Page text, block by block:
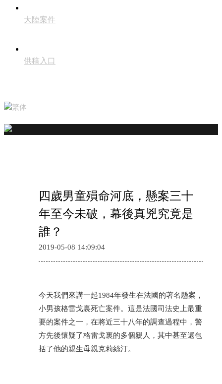
大陸案件
供稿入口
繁体
四歲男童殞命河底，懸案三十
年至今未破，幕後真兇究竟是
誰？
2019-05-08 14:09:04
今天我們來講一起1984年發生在法國的著名懸案，
小男孩格雷戈裏死亡案件。這是法國司法史上最重
要的案件之一，在將近三十八年的調查過程中，警
方先後懷疑了格雷戈裏的多個親人，其中甚至還包
括了他的親生母親克莉絲汀。